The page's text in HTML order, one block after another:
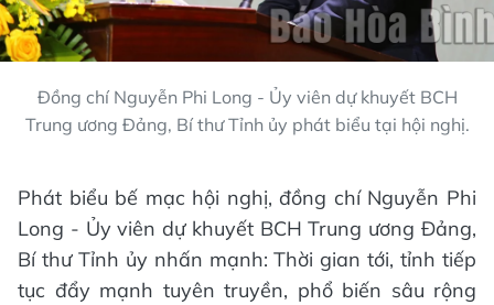
Đồng chí Nguyễn Phi Long - Ủy viên dự khuyết BCH
Trung ương Đảng, Bí thư Tỉnh ủy phát biểu tại hội nghị.
Phát biểu bế mạc hội nghị, đồng chí Nguyễn Phi
Long - Ủy viên dự khuyết BCH Trung ương Đảng,
Bí thư Tỉnh ủy nhấn mạnh: Thời gian tới, tỉnh tiếp
tục đẩy mạnh tuyên truyền, phổ biến sâu rộng